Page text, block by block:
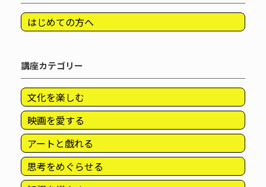
はじめての方へ
講座カテゴリー
文化を楽しむ
映画を愛する
アートと戯れる
思考をめぐらせる